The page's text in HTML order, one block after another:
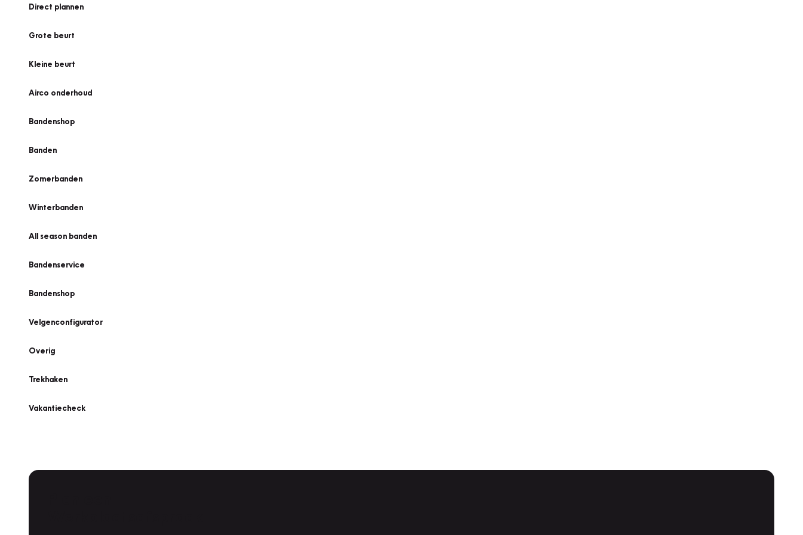
Direct plannen
Grote beurt
Kleine beurt
Airco onderhoud
Bandenshop
Banden
Zomerbanden
Winterbanden
All season banden
Bandenservice
Bandenshop
Velgenconfigurator
Overig
Trekhaken
Vakantiecheck